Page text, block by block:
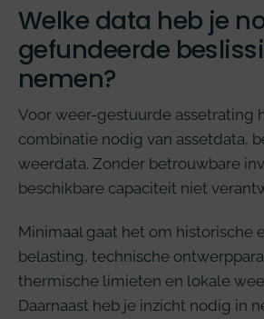
Welke data heb je
gefundeerde
nemen?
Voor weer-gestuurde assetrating
combinatie nodig van assetdata,
weerdata. Zonder betrouwbare
beschikbare capaciteit niet
Minimaal gaat het om historische
belasting, technische
thermische limieten en lokale
Daarnaast heb je inzicht nodig in